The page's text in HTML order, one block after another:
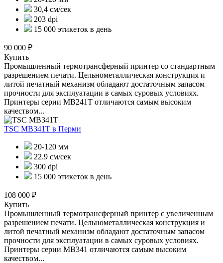
30,4 см/сек
203 dpi
15 000 этикеток в день
90 000 ₽
Купить
Промышленный термотрансферный принтер со стандартным
разрешением печати. Цельнометаллическая конструкция и
литой печатный механизм обладают достаточным запасом
прочности для эксплуатации в самых суровых условиях.
Принтеры серии MB241T отличаются самым высоким
качеством...
TSC MB341T в Перми
20-120 мм
22.9 см/сек
300 dpi
15 000 этикеток в день
108 000 ₽
Купить
Промышленный термотрансферный принтер с увеличенным
разрешением печати. Цельнометаллическая конструкция и
литой печатный механизм обладают достаточным запасом
прочности для эксплуатации в самых суровых условиях.
Принтеры серии MB341 отличаются самым высоким
качеством...